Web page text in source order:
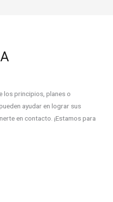
los principios, planes o
ayudar en lograr sus
en contacto. ¡Estamos para